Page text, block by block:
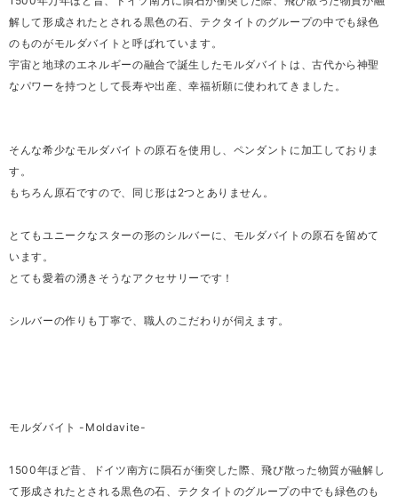
解して形成されたとされる黒色の石、テクタイトのグループの中でも緑色
のものがモルダバイトと呼ばれています。
宇宙と地球のエネルギーの融合で誕生したモルダバイトは、古代から神聖
なパワーを持つとして長寿や出産、幸福祈願に使われてきました。
そんな希少なモルダバイトの原石を使用し、ペンダントに加工しておりま
す。
もちろん原石ですので、同じ形は2つとありません。
とてもユニークなスターの形のシルバーに、モルダバイトの原石を留めて
います。
とても愛着の湧きそうなアクセサリーです！
シルバーの作りも丁寧で、職人のこだわりが伺えます。
モルダバイト -Moldavite-
1500年ほど昔、ドイツ南方に隕石が衝突した際、飛び散った物質が融解し
て形成されたとされる黒色の石、テクタイトのグループの中でも緑色のも